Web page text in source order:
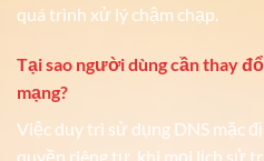
quá trình xử lý chậm chạp.
Tại sao người dùng cần thay
mạng?
Việc duy trì sử dụng DNS mặc
quyền riêng tư, khi mọi lịch sử